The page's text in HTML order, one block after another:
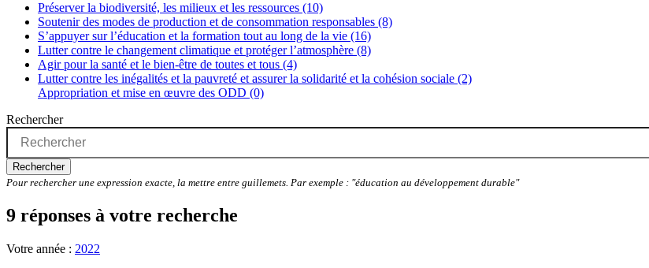
Préserver la biodiversité, les milieux et les ressources (10)
Soutenir des modes de production et de consommation responsables (8)
S’appuyer sur l’éducation et la formation tout au long de la vie (16)
Lutter contre le changement climatique et protéger l’atmosphère (8)
Agir pour la santé et le bien-être de toutes et tous (4)
Lutter contre les inégalités et la pauvreté et assurer la solidarité et la cohésion sociale (2)
Appropriation et mise en œuvre des ODD (0)
Rechercher
Rechercher
Pour rechercher une expression exacte, la mettre entre guillemets. Par exemple : "éducation au développement durable"
9 réponses à votre recherche
Votre année : 2022